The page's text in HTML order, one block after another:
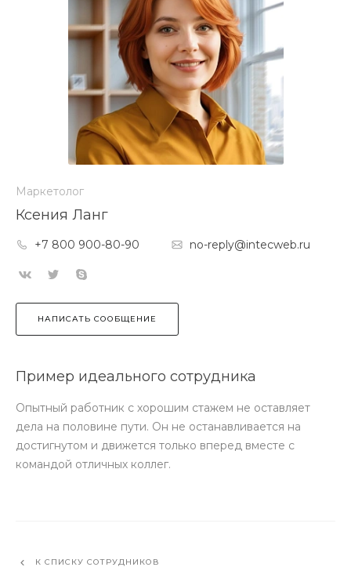
Маркетолог
Ксения Ланг
+7 800 900-80-90 no-reply@intecweb.ru
НАПИСАТЬ СООБЩЕНИЕ
Пример идеального сотрудника
Опытный работник с хорошим стажем не оставляет
дела на половине пути. Он не останавливается на
достигнутом и движется только вперед вместе с
командой отличных коллег.
К СПИСКУ СОТРУДНИКОВ